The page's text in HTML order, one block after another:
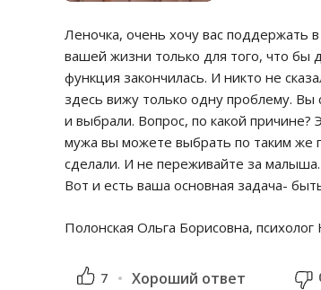
Леночка, очень хочу вас поддержать
вашей жизни только для того, что бы
функция закончилась. И никто не
здесь вижу только одну проблему. Вы
и выбрали. Вопрос, по какой причине?
мужа вы можете выбрать по таким же
сделали. И не переживайте за
Вот и есть ваша основная задача-
Полонская Ольга Борисовна,
7 Хороший ответ